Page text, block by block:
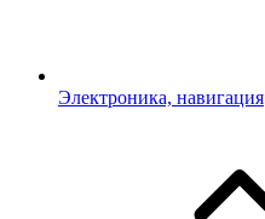
Электроника, навигация